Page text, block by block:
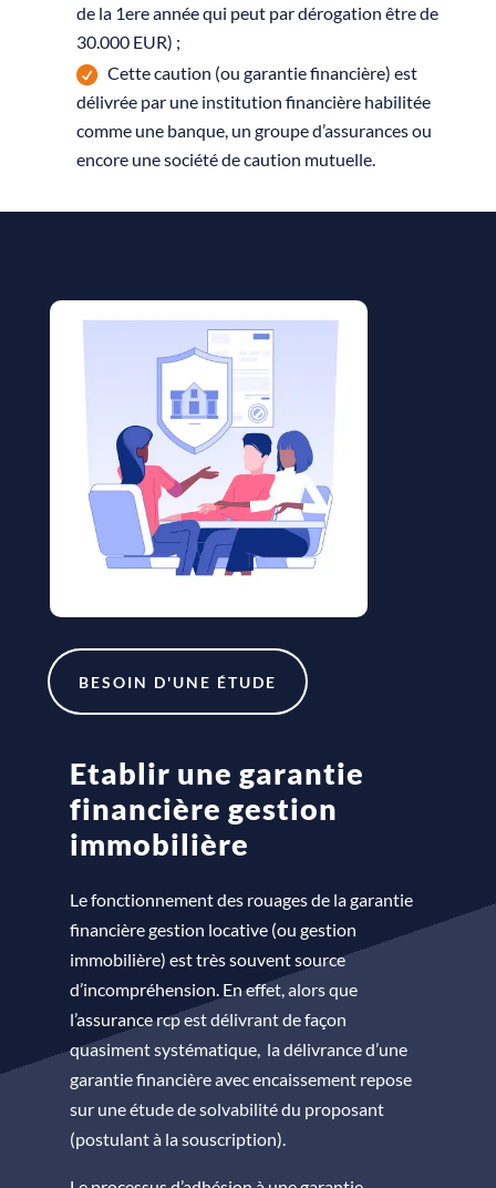
de la 1ere année qui peut par dérogation être de
30.000 EUR) ;
Cette caution (ou garantie financière) est
délivrée par une institution financière habilitée
comme une banque, un groupe d’assurances ou
encore une société de caution mutuelle.
BESOIN D'UNE ÉTUDE
Etablir une garantie
financière gestion
immobilière
Le fonctionnement des rouages de la garantie
financière gestion locative (ou gestion
immobilière) est très souvent source
d’incompréhension. En effet, alors que
l’assurance rcp est délivrant de façon
quasiment systématique, la délivrance d’une
garantie financière avec encaissement repose
sur une étude de solvabilité du proposant
(postulant à la souscription).